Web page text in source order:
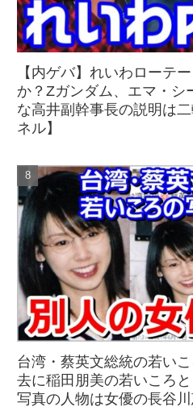
【内ゲバ】れいわローテ
か？Zガンダム、エマ・シ
な高井副幹事長の説明は
ネル】
台湾・蔡英文総統の若い
去に稲田朋美の若いころ
写真の人物は女優の長谷川